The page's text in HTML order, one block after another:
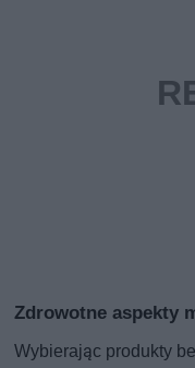
Zdrowotne aspekty
Wybierając produkty